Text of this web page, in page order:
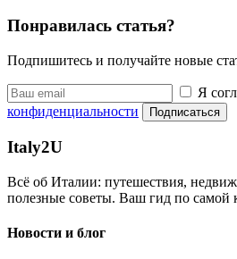
Понравилась статья?
Подпишитесь и получайте новые
Я
конфиденциальности
Подписаться
Italy2U
Всё об Италии: путешествия,
полезные советы. Ваш гид по самой
Новости и блог